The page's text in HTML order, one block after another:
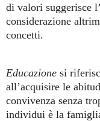
di valori suggerisce
considerazione
concetti.
Educazione si
all’acquisire le
convivenza senza
individui è la